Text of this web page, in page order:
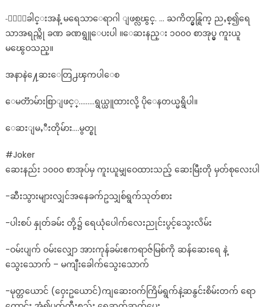
-ႏွာေခါင္းအနံ့ မရေသာေရာဂါ ျဖစ္လၽွင္. … ႀကိတ္မွန္ရြက္ ညႇစ္၍ရေ
သာအရည္ကို ခဏ ခဏရွူေပးပါ ။ေဆးနည္း ၁၀၀၀ စာအုပ္မွ ကူးယူ
မၽွေဝသည္။
အနာနဲ႔ေဆးေတြ႕ၾကပါေစ
ေမတၱာမ်ားစြာျဖင့္………ရွယ္ယူထားလို့ ပိုေနတယ္မရွိပါ။
ေဆးျမႇီးတိုမ်ား….မွတ္စု
#Joker
ဆေးနည်း ၁၀၀၀ စာအုပ်မှ ကူးယူမျှဝေထားသည့် ဆေးမြီးတို မှတ်စုလေးပါ
-ဆီးသွားများလျှင်အနေခက်ဥသျှစ်ရွက်သုတ်စား
-ပါးစပ် နှုတ်ခမ်း တို့၌ ရေယုံပေါက်လေးညုင်းပွင့်သွေးလိမ်း
-ဝမ်းပျက် ဝမ်းလျှော အားကုန်ခမ်းဧကရာဇ်မြစ်ကို ဆန်ဆေးရေ နဲ့
သွေးသောက် – မကျီးခေါက်သွေးသောက်
-မုတ္တယောင် (ဝှေးဥယောင်)ကျဆေးဝက်ကြိမ်ရွက်နဲ့ဆနွင်းစိမ်းတက် ရော